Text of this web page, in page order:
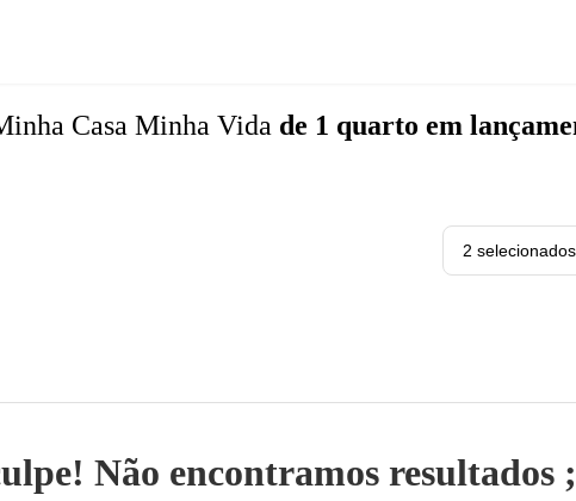
Casa Minha Vida de 1 quarto em
2 selecionados
Não encontramos resultados